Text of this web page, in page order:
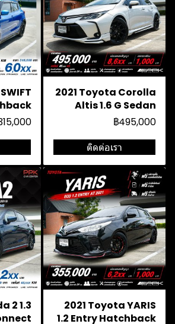
2021 Toyota Corolla
Altis 1.6 G Sedan
฿495,000
ติดต่อเรา
2 1.3
2021 Toyota YARIS
1.2 Entry Hatchback